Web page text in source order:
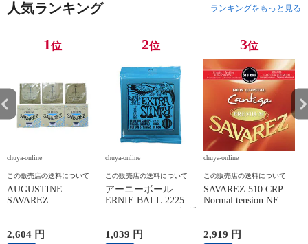
人気ランキング ランキングをもっと見る
1位
chuya-online
この販売店の送料について
AUGUSTINE
SAVAREZ
2,604 円
2位
chuya-online
この販売店の送料について
アーニーボール
ERNIE BALL 2225
1,039 円
3位
chuya-online
この販売店の送料について
SAVAREZ 510 CRP
Normal tension NEW
クギター弦
2,919 円